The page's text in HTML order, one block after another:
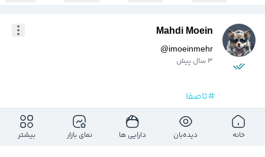
Mahdi Moein
@imoeinmehr
3 سال پیش
#ثاصفا
هدف اول : ۲۱۵۸۰
خانه دیده‌بان دارایی ها نمای بازار بیشتر